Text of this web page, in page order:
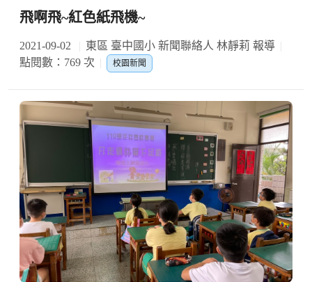
飛啊飛~紅色紙飛機~
2021-09-02
東區 臺中國小 新聞聯絡人 林靜莉 報導
點閱數：769 次
校園新聞